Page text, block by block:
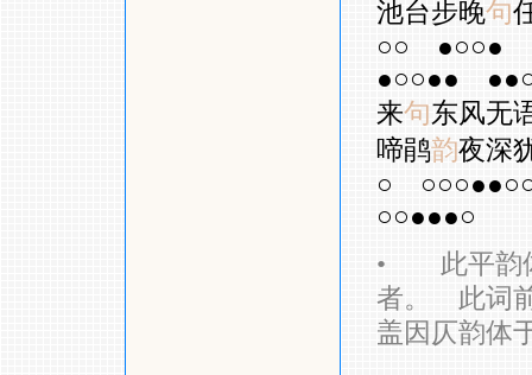
池台步晚句
○○
●○○●
●○○●●
来句东风无
啼鹃韵夜深
○
○○●●●○
• 此平韵体
者。 此词
盖因仄韵体